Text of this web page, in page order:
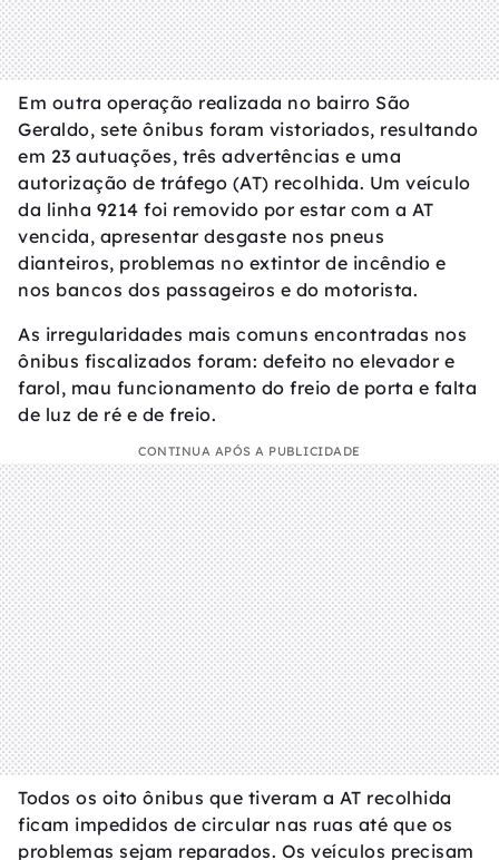
Em outra operação realizada no bairro São
Geraldo, sete ônibus foram vistoriados, resultando
em 23 autuações, três advertências e uma
autorização de tráfego (AT) recolhida. Um veículo
da linha 9214 foi removido por estar com a AT
vencida, apresentar desgaste nos pneus
dianteiros, problemas no extintor de incêndio e
nos bancos dos passageiros e do motorista.
As irregularidades mais comuns encontradas nos
ônibus fiscalizados foram: defeito no elevador e
farol, mau funcionamento do freio de porta e falta
de luz de ré e de freio.
CONTINUA APÓS A PUBLICIDADE
Todos os oito ônibus que tiveram a AT recolhida
ficam impedidos de circular nas ruas até que os
problemas sejam reparados. Os veículos precisam